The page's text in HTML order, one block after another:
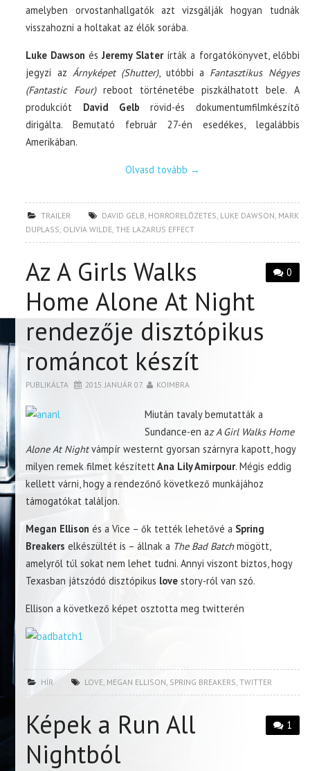
amelyben orvostanhallgatók azt vizsgálják hogyan tudnák
visszahozni a holtakat az élők sorába.
Luke Dawson és Jeremy Slaterírták a forgatókönyvet, előbbi
jegyzi az Árnyképet (Shutter), utóbbi a Fantasztikus Négyes
(Fantastic Four)reboot történetébe piszkálhatott bele. A
produkciót David Gelb rövid-és dokumentumfilmkészítő
dirigálta. Bemutató február 27-én esedékes, legalábbis
Amerikában.
Olvasd tovább →
TRAILER DAVID GELB HORRORELŐZETES LUKE DAWSON MARK
DUPLASS OLIVIA WILDE ,THE LAZARUS EFFECT
0
Az A Girls Walks
Home Alone At Night
rendezője disztópikus
románcot készít
PUBLIKÁLTA 2015. JANUÁR 07. KOIMBRA
Miután tavaly bemutatták a
Sundance-en az A Girl Walks Home
Alone At Nightvámpír westernt gyorsan szárnyra kapott, hogy
milyen remek filmet készített Ana Lily Amirpour. Mégis eddig
kellett várni, hogy a rendezőnő következő munkájához
támogatókat találjon.
Megan Ellison és a Vice – ők tették lehetővé a Spring
Breakers elkészültét is – állnak a The Bad Batchmögött,
amelyről túl sokat nem lehet tudni. Annyi viszont biztos, hogy
Texasban játszódó disztópikus love story-ról van szó.
Ellison a következő képet osztotta meg twitterén
HÍR LOVE MEGAN ELLISON SPRING BREAKERS ,TWITTER
1
Képek a Run All
Nightból